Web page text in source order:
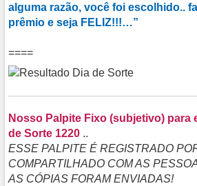
alguma razão, você foi escolhido..
prêmio e seja FELIZ!!!…”
====
Nosso Palpite Fixo (subjetivo) para
de Sorte 1220 ..
ESSE PALPITE É REGISTRADO
COMPARTILHADO COM AS
AS CÓPIAS FORAM ENVIADAS!